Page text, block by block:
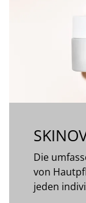
Die
von
jeden